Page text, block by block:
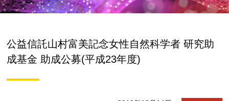
公益信託山村富美記念女性自然科学者 研究助
成基金 助成公募(平成23年度)